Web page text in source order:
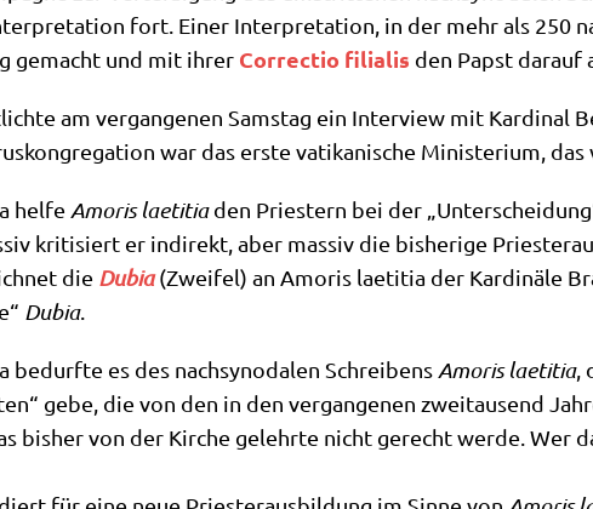
fort. Einer Inter­pre­ta­ti­on, in der mehr als 250
gemacht und mit ihrer Cor­rec­tio filia­lis den Papst dar­auf
am ver­gan­ge­nen Sams­tag ein Inter­view mit Kar­di­nal
war das erste vati­ka­ni­sche Mini­ste­ri­um,
hel­fe Amo­ris lae­ti­tiaden Prie­stern bei der
kri­ti­siert er indi­rekt, aber mas­siv die bis­he­ri­ge
die Dubia(Zwei­fel) an Amo­ris lae­ti­tia der Kar­di­nä­le
Dubia.
bedurf­te es des nach­syn­oda­len Schrei­bens Amo­ris lae­ti­tia,
gebe, die von den in den ver­gan­ge­nen zwei­tau­send
bis­her von der Kir­che gelehr­te nicht gerecht wer­de. Wer